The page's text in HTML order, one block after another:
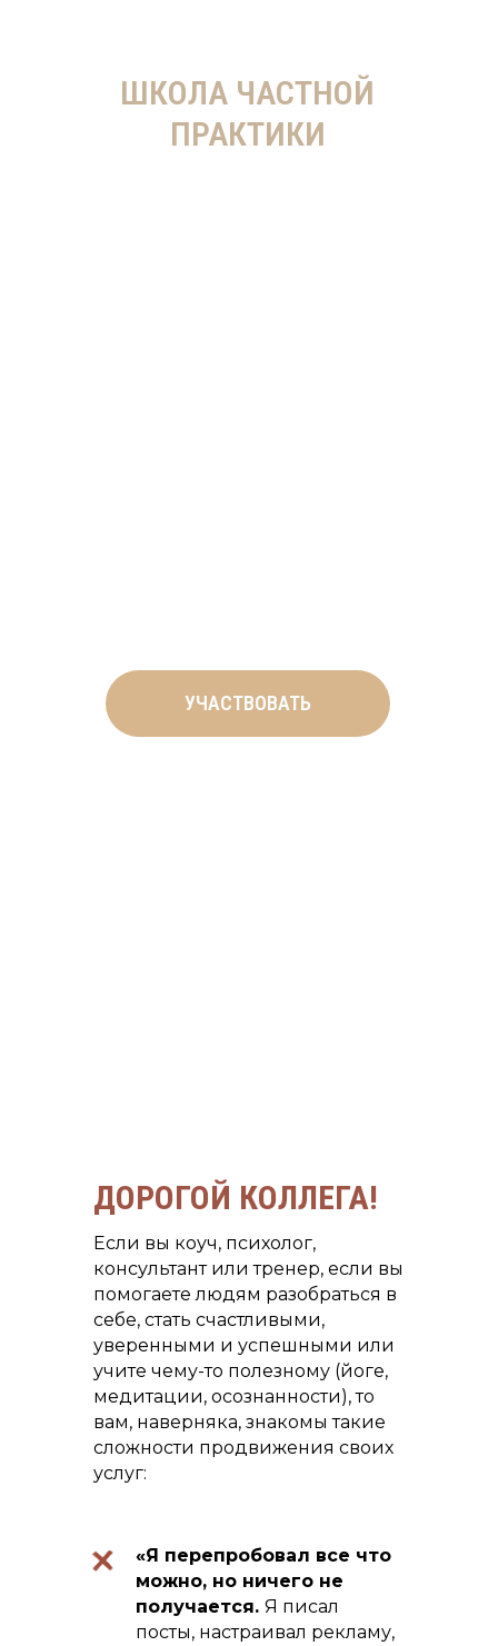
УЧАСТВОВАТЬ
ШКОЛА ЧАСТНОЙ
ПРАКТИКИ
«Я перепробовал все что
можно, но ничего не
получается. Я писал
посты, настраивал рекламу,
Если вы коуч, психолог,
консультант или тренер, если вы
помогаете людям разобраться в
себе, стать счастливыми,
уверенными и успешными или
учите чему-то полезному (йоге,
медитации, осознанности), то
вам, наверняка, знакомы такие
сложности продвижения своих
услуг:
ДОРОГОЙ КОЛЛЕГА!